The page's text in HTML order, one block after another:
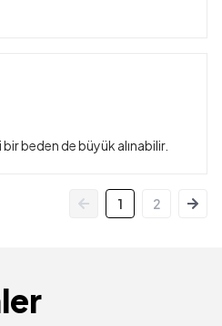
beden de büyük alınabilir.
1 2